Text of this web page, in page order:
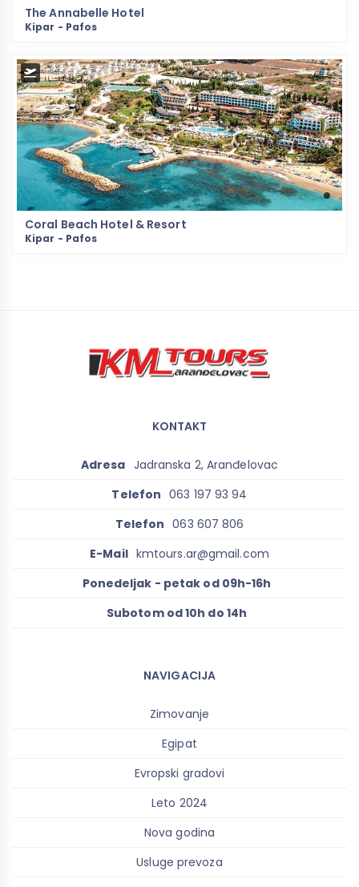
The Annabelle Hotel
Kipar - Pafos
Coral Beach Hotel & Resort
Kipar - Pafos
KONTAKT
Adresa Jadranska 2, Aranđelovac
Telefon 063 197 93 94
Telefon 063 607 806
E-Mail kmtours.ar@gmail.com
Ponedeljak - petak od 09h-16h
Subotom od 10h do 14h
NAVIGACIJA
Zimovanje
Egipat
Evropski gradovi
Leto 2024
Nova godina
Usluge prevoza